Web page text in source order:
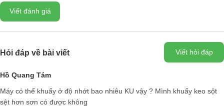
Trục khuấy - Đĩa khuấy:
đặc SUS304 có khả năng chống gỉ, bên cạnh đó là đĩa khuấy, tùy vào
từng loại vật liệu khuấy khác nhau để lựa chọn đĩa khuấy phù hợp.
Viết đánh giá
Hỏi đáp về bài viết Viết hỏi đáp
Hồ Quang Tám
Máy có thế khuấy ở độ nhớt bao nhiêu KU vậy ? Mình khuấy keo sột
sệt hơn sơn có được không